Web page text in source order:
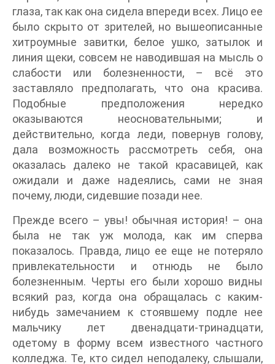
глаза, так как она сидела впереди всех. Лицо ее
было скрыто от зрителей, но вышеописанные
хитроумные завитки, белое ушко, затылок и
линия щеки, совсем не наводившая на мысль о
слабости или болезненности, – всё это
заставляло предполагать, что она красива.
Подобные предположения нередко
оказываются неосновательными; и
действительно, когда леди, повернув голову,
дала возможность рассмотреть себя, она
оказалась далеко не такой красавицей, как
ожидали и даже надеялись, сами не зная
почему, люди, сидевшие позади нее.
Прежде всего – увы! обычная история! – она
была не так уж молода, как им сперва
показалось. Правда, лицо ее еще не потеряло
привлекательности и отнюдь не было
болезненным. Черты его были хорошо видны
всякий раз, когда она обращалась с каким-
нибудь замечанием к стоявшему подле нее
мальчику лет двенадцати-тринадцати,
одетому в форму всем известного частного
колледжа. Те, кто сидел неподалеку, слышали,